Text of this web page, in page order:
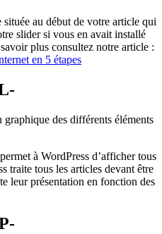
située au début de votre article qui
slider si vous en avait installé
plus consultez notre article :
en 5 étapes
graphique des différents éléments
à WordPress d’afficher tous
traite tous les articles devant être
leur présentation en fonction des